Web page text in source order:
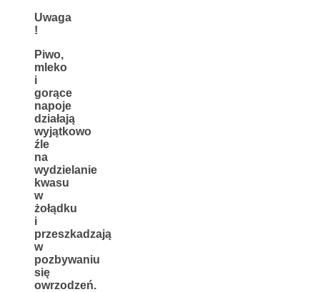
Uwaga
!
Piwo,
mleko
i
gorące
napoje
działają
wyjątkowo
źle
na
wydzielanie
kwasu
w
żołądku
i
przeszkadzają
w
pozbywaniu
się
owrzodzeń.